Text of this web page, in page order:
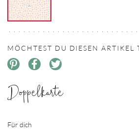
Doppelkarte
Für dich
MÖCHTEST DU DIESEN ARTIKEL